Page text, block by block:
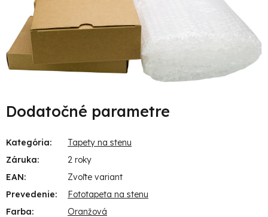
Dodatočné parametre
Kategória:
Tapety na stenu
Záruka:
2 roky
EAN:
Zvoľte variant
Prevedenie:
Fototapeta na stenu
Farba:
Oranžová